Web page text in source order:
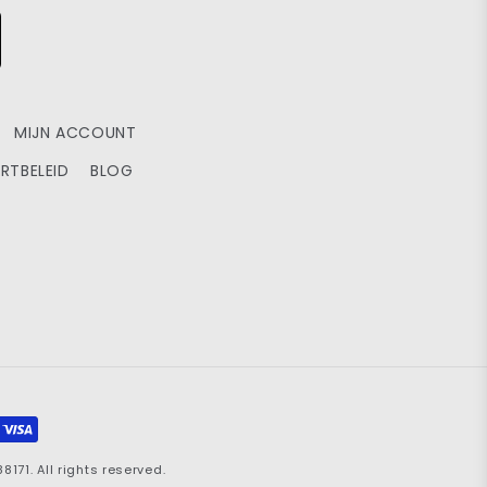
MIJN ACCOUNT
BLOG
All rights reserved.